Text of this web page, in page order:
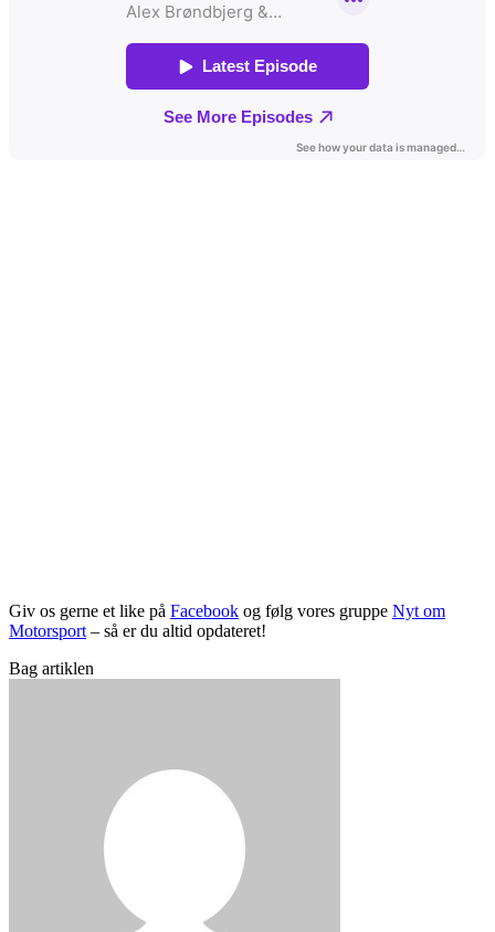
Giv os gerne et like på Facebook og følg vores gruppe Nyt om
Motorsport – så er du altid opdateret!
Bag artiklen